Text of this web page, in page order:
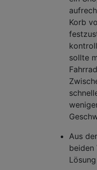
Korb
sollte
Aus
beiden